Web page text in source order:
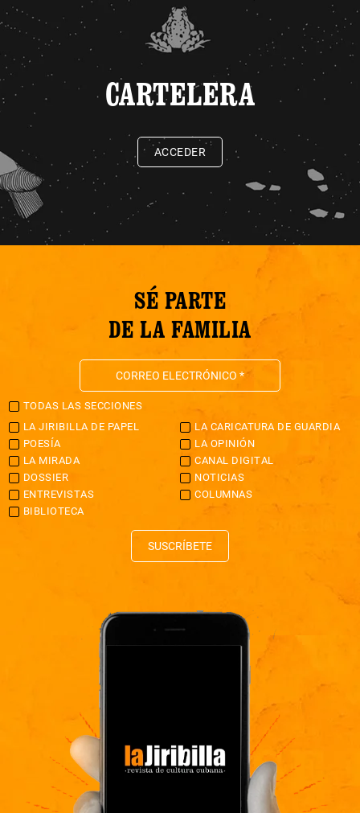
CARTELERA
ACCEDER
SÉ PARTE
DE LA FAMILIA
TODAS LAS SECCIONES
LA JIRIBILLA DE PAPEL
LA CARICATURA DE GUARDIA
POESÍA
LA OPINIÓN
LA MIRADA
CANAL DIGITAL
DOSSIER
NOTICIAS
ENTREVISTAS
COLUMNAS
BIBLIOTECA
SUSCRÍBETE